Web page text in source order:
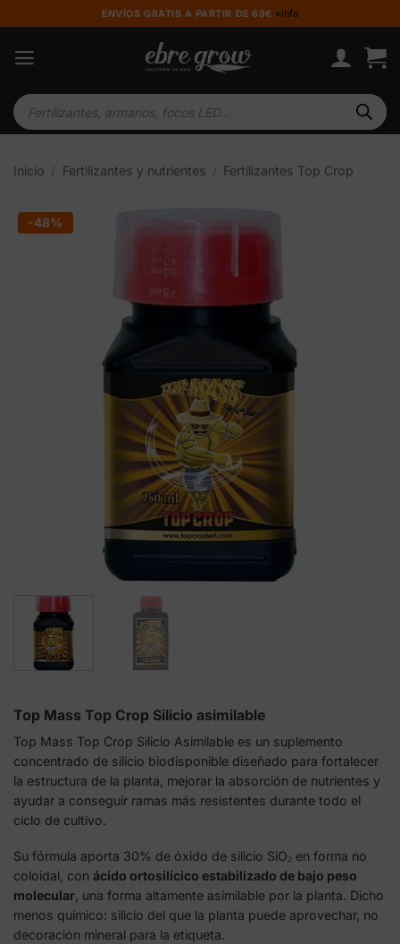
al
contenido
ENVÍOS GRATIS A PARTIR DE 69€ +info
Búsqueda
de
productos
Inicio Fertilizantes y nutrientes Fertilizantes Top Crop
-48%
Top Mass Top Crop Silicio asimilable
Top Mass Top Crop Silicio Asimilable es un suplemento
concentrado de silicio biodisponible diseñado para fortalecer
la estructura de la planta, mejorar la absorción de nutrientes y
ayudar a conseguir ramas más resistentes durante todo el
ciclo de cultivo.
Su fórmula aporta 30% de óxido de silicio SiO₂ en forma no
coloidal, con ácido ortosilícico estabilizado de bajo peso
molecular , una forma altamente asimilable por la planta. Dicho
menos químico: silicio del que la planta puede aprovechar, no
decoración mineral para la etiqueta.